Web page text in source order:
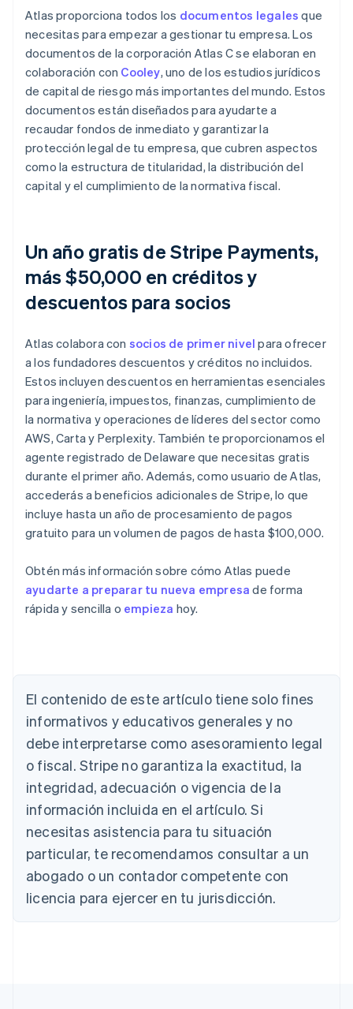
Atlas proporciona todos los documentos legales que
necesitas para empezar a gestionar tu empresa. Los
documentos de la corporación Atlas C se elaboran en
colaboración con Cooley, uno de los estudios jurídicos
de capital de riesgo más importantes del mundo. Estos
documentos están diseñados para ayudarte a
recaudar fondos de inmediato y garantizar la
protección legal de tu empresa, que cubren aspectos
como la estructura de titularidad, la distribución del
capital y el cumplimiento de la normativa fiscal.
Un año gratis de Stripe Payments,
más $50,000 en créditos y
descuentos para socios
Atlas colabora con socios de primer nivel para ofrecer
a los fundadores descuentos y créditos no incluidos.
Estos incluyen descuentos en herramientas esenciales
para ingeniería, impuestos, finanzas, cumplimiento de
la normativa y operaciones de líderes del sector como
AWS, Carta y Perplexity. También te proporcionamos el
agente registrado de Delaware que necesitas gratis
durante el primer año. Además, como usuario de Atlas,
accederás a beneficios adicionales de Stripe, lo que
incluye hasta un año de procesamiento de pagos
gratuito para un volumen de pagos de hasta $100,000.
Obtén más información sobre cómo Atlas puede
ayudarte a preparar tu nueva empresa de forma
rápida y sencilla o empieza hoy.
El contenido de este artículo tiene solo fines
informativos y educativos generales y no
debe interpretarse como asesoramiento legal
o fiscal. Stripe no garantiza la exactitud, la
integridad, adecuación o vigencia de la
información incluida en el artículo. Si
necesitas asistencia para tu situación
particular, te recomendamos consultar a un
abogado o un contador competente con
licencia para ejercer en tu jurisdicción.
DeutschEnglish
Australia
English
Austria
DeutschEnglish
Nederlands FrançaisDeutsch English
Brasil
Português English
Bulgaria
English
Canadá
China continental
简体中文English